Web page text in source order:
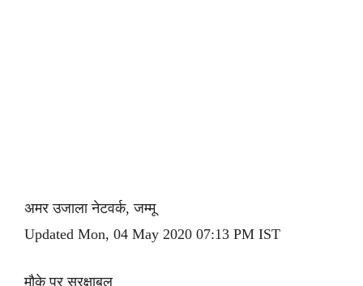
अमर उजाला नेटवर्क, जम्मू
Updated Mon, 04 May 2020 07:13 PM IST
मौके पर सुरक्षाबल